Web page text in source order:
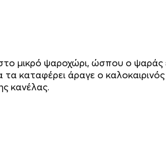
μικρό ψαροχώρι, ώσπου ο
καταφέρει άραγε ο
κανέλας.